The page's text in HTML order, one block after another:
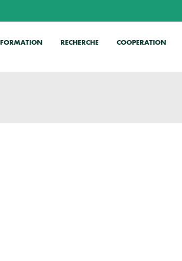
FORMATION RECHERCHE COOPERATION